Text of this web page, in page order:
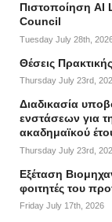
Πιστοποίηση AI
Council
Tuesday July 28th,
Θέσεις
Thursday July 23rd,
Διαδικασία
ενστάσεων για
ακαδημαϊκού
Thursday July 23rd,
Εξέταση
φοιτητές του
Friday July 17th, 2026